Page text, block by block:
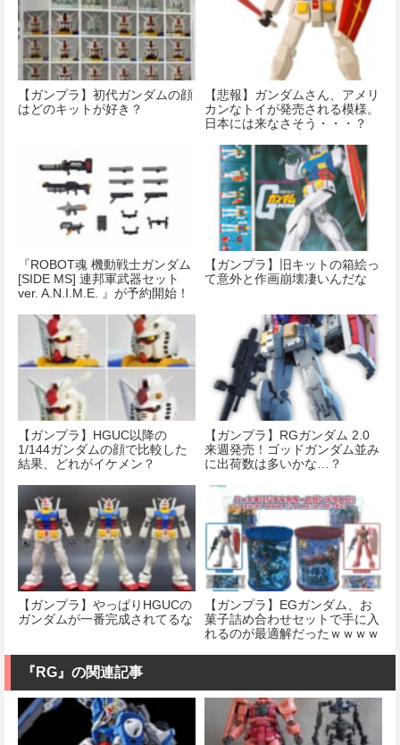
【ガンプラ】初代ガンダムの顔
はどのキットが好き？
【悲報】ガンダムさん、アメリ
カンなトイが発売される模様。
日本には来なさそう・・・？
『ROBOT魂 機動戦士ガンダム
[SIDE MS] 連邦軍武器セット
ver. A.N.I.M.E. 』が予約開始！
【ガンプラ】旧キットの箱絵っ
て意外と作画崩壊凄いんだな
【ガンプラ】HGUC以降の
1/144ガンダムの顔で比較した
結果、どれがイケメン？
【ガンプラ】RGガンダム 2.0
来週発売！ゴッドガンダム並み
に出荷数は多いかな…？
【ガンプラ】やっぱりHGUCの
ガンダムが一番完成されてるな
【ガンプラ】EGガンダム、お
菓子詰め合わせセットで手に入
れるのが最適解だったｗｗｗｗ
『RG』の関連記事